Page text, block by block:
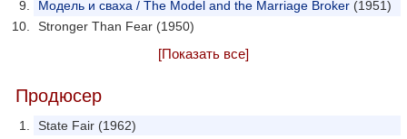
Модель и сваха / The Model and the Marriage Broker (1951)
Stronger Than Fear (1950)
[Показать все]
Продюсер
State Fair (1962)